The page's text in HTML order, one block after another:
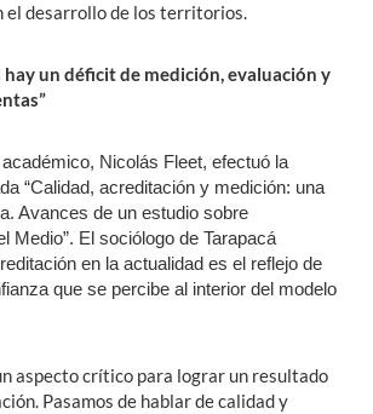
el desarrollo de los territorios.
hay un déficit de medición, evaluación y
Nicolás Fleet, efectuó la
“Calidad, acreditación y medición: una
Avances de un estudio sobre
Medio”. El sociólogo de Tarapacá
en la actualidad es el reflejo de
que se percibe al interior del modelo
aspecto crítico para lograr un resultado
Pasamos de hablar de calidad y